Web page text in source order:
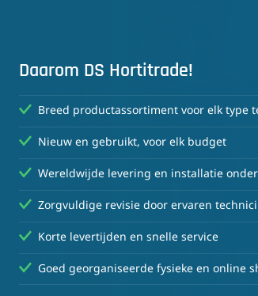
Daarom DS Hortitrade!
Breed productassortiment voor elk type
Nieuw en gebruikt, voor elk budget
Wereldwijde levering en installatie
Zorgvuldige revisie door ervaren technici
Korte levertijden en snelle service
Goed georganiseerde fysieke en online